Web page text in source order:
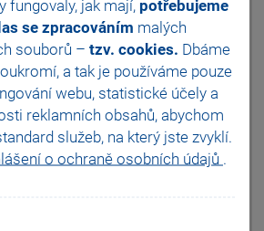
fungovaly, jak mají, potřebujeme
se zpracováním malých
souborů – tzv. cookies. Dbáme
a tak je používáme pouze
webu, statistické účely a
reklamních obsahů, abychom
služeb, na který jste zvyklí.
o ochraně osobních údajů .
Přiznání k dani z přidané
hodnoty prostřednictvím
nabídky Soubor/Tiskové
sestavy (Ctrl+T). Zobrazenou
sestavu vyexportujte do
programu Excel prostřednictvím
ikony pro export zobrazenou na
standardní liště (Alt+E) a
vypočtený koeficient, resp.
hodnotu na řádku 53 upravte.